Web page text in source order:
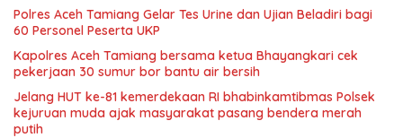
Polres Aceh Tamiang Gelar Tes Urine dan Ujian Beladiri bagi
60 Personel Peserta UKP
Kapolres Aceh Tamiang bersama ketua Bhayangkari cek
pekerjaan 30 sumur bor bantu air bersih
Jelang HUT ke-81 kemerdekaan RI bhabinkamtibmas Polsek
kejuruan muda ajak masyarakat pasang bendera merah
putih